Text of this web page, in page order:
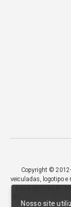
Nosso site
Copyright ©
veiculadas, logotipo e